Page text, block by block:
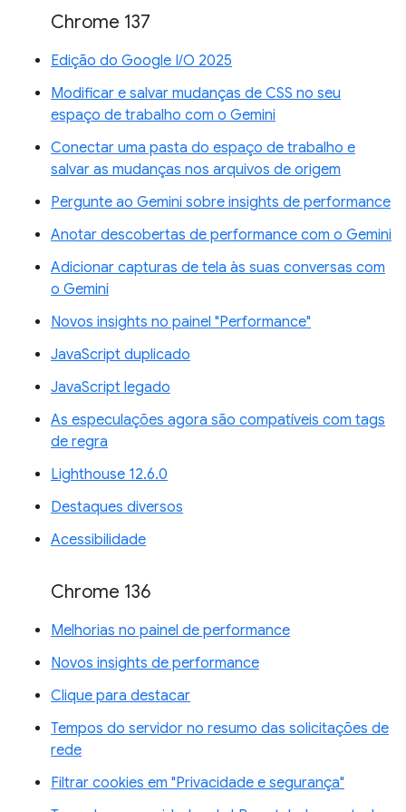
Chrome 137
Edição do Google I/O 2025
Modificar e salvar mudanças de CSS no seu
espaço de trabalho com o Gemini
Conectar uma pasta do espaço de trabalho e
salvar as mudanças nos arquivos de origem
Pergunte ao Gemini sobre insights de performance
Anotar descobertas de performance com o Gemini
Adicionar capturas de tela às suas conversas com
o Gemini
Novos insights no painel "Performance"
JavaScript duplicado
JavaScript legado
As especulações agora são compatíveis com tags
de regra
Lighthouse 12.6.0
Destaques diversos
Acessibilidade
Chrome 136
Melhorias no painel de performance
Novos insights de performance
Clique para destacar
Tempos do servidor no resumo das solicitações de
rede
Filtrar cookies em "Privacidade e segurança"